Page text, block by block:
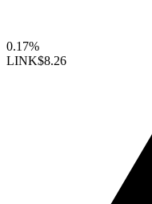
0.17%
LINK$8.26